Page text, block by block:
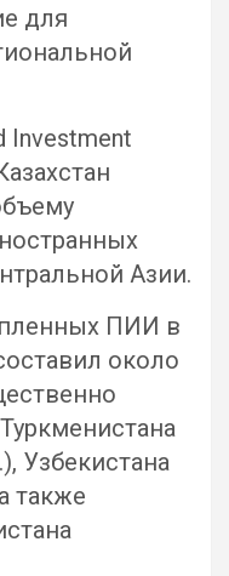
для
Investment
Азии.
ПИИ в
около
Узбекистана
также